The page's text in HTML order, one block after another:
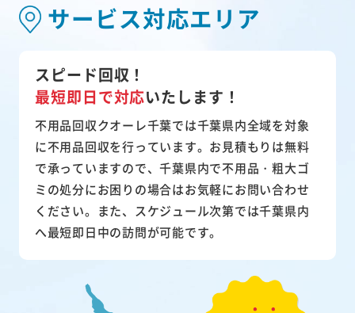
サービス対応エリア
スピード回収！
最短即日で対応いたします！
不用品回収クオーレ千葉では千葉県内全域を対象
に不用品回収を行っています。お見積もりは無料
で承っていますので、千葉県内で不用品・粗大ゴ
ミの処分にお困りの場合はお気軽にお問い合わせ
ください。また、スケジュール次第では千葉県内
へ最短即日中の訪問が可能です。